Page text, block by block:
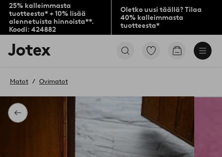
25% kalleimmasta
tuotteesta* + 10% lisää
alennetuista hinnoista**.
Koodi: 424882
Oletko uusi täällä? Tilaa
40% kalleimmasta
tuotteesta*
Jotex-
logo
aloitussivulle
Siirry
Siirry
Takaisin
Matot Ovimatot